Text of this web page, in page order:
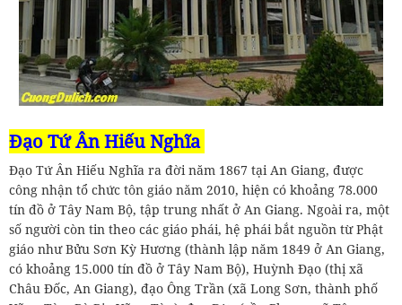
Đạo Tứ Ân Hiếu Nghĩa
Đạo Tứ Ân Hiếu Nghĩa ra đời năm 1867 tại An Giang, được
công nhận tổ chức tôn giáo năm 2010, hiện có khoảng 78.000
tín đồ ở Tây Nam Bộ, tập trung nhất ở An Giang. Ngoài ra, một
số người còn tin theo các giáo phái, hệ phái bắt nguồn từ Phật
giáo như Bửu Sơn Kỳ Hương (thành lập năm 1849 ở An Giang,
có khoảng 15.000 tín đồ ở Tây Nam Bộ), Huỳnh Đạo (thị xã
Châu Đốc, An Giang), đạo Ông Trần (xã Long Sơn, thành phố